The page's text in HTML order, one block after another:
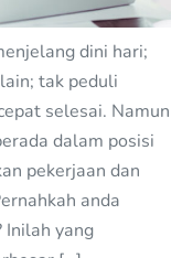
dini hari;
tak peduli
selesai. Namun
dalam posisi
pekerjaan dan
anda
Inilah yang